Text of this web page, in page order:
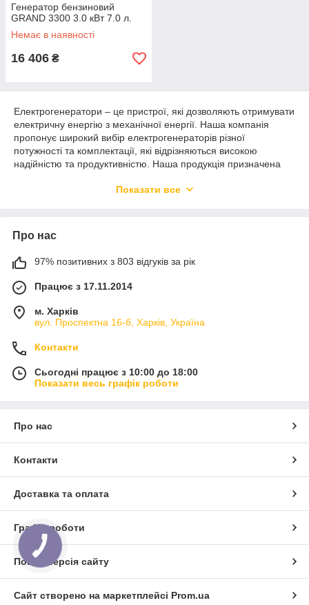
Генератор бензиновий
GRAND 3300 3.0 кВт 7.0 л.
Немає в наявності
16 406 ₴
Електрогенератори – це пристрої, які дозволяють отримувати
електричну енергію з механічної енергії. Наша компанія
пропонує широкий вибір електрогенераторів різної
потужності та комплектації, які відрізняються високою
надійністю та продуктивністю. Наша продукція призначена
умовах. Основні переваги електрогенераторів нашої
- Висока якість та надійність
- Легкість та зручність у використанні
Якщо ви шукаєте надійний та продуктивний пристрій для
отримання електричної енергії, то електрогенератори нашої
компанії – це саме те, що вам потрібно. Ми гарантуємо
високу якість товару та професійний підхід до
обслуговування клієнтів. Виберіть електрогенератор у нашій
компанії та отримайте потужний та ефективний пристрій для
Показати все
Про нас
97% позитивних з 803 відгуків за рік
Працює з 17.11.2014
м. Харків
вул. Проспектна 16-б, Харків, Україна
Контакти
Сьогодні працює з 10:00 до 18:00
Показати весь графік роботи
Про нас
Контакти
Доставка та оплата
Графік роботи
Повна версія сайту
Сайт створено на маркетплейсі Prom.ua